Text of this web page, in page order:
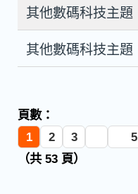
其他數碼科技主題
其他數碼科技主題
頁數：
1
2 3 5
（共 53 頁）